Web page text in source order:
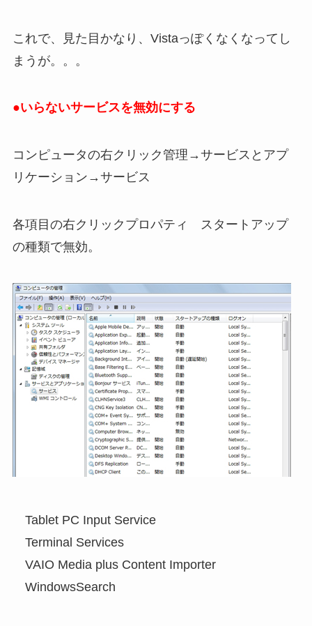
これで、見た目かなり、Vistaっぽくなくなってし
まうが。。。
●いらないサービスを無効にする
コンピュータの右クリック管理→サービスとアプ
リケーション→サービス
各項目の右クリックプロパティ スタートアップ
の種類で無効。
Tablet PC Input Service
Terminal Services
VAIO Media plus Content Importer
WindowsSearch